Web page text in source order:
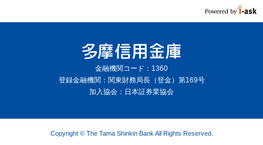
金融機関コード：1360
登録金融機関：関東財務局長（登金）第169号
加入協会：日本証券業協会
Copyright © The Tama Shinkin Bank All Rights Reserved.